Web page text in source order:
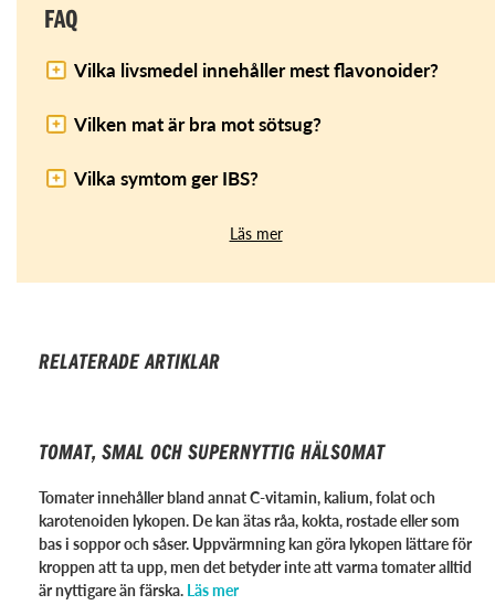
FAQ
Vilka livsmedel innehåller mest flavonoider?
Vilken mat är bra mot sötsug?
Vilka symtom ger IBS?
Läs mer
RELATERADE ARTIKLAR
TOMAT, SMAL OCH SUPERNYTTIG HÄLSOMAT
Tomater innehåller bland annat C-vitamin, kalium, folat och
karotenoiden lykopen. De kan ätas råa, kokta, rostade eller som
bas i soppor och såser. Uppvärmning kan göra lykopen lättare för
kroppen att ta upp, men det betyder inte att varma tomater alltid
är nyttigare än färska. Läs mer